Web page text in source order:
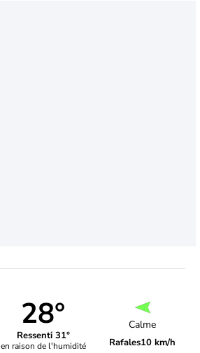
28°
Ressenti 31°
en raison de l'humidité
Calme
Rafales10 km/h